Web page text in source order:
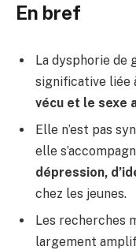
En bref
La dysphorie de
significative liée
vécu et le sexe
Elle n’est pas
elle
dépression,
chez les jeunes.
Les recherches
largement